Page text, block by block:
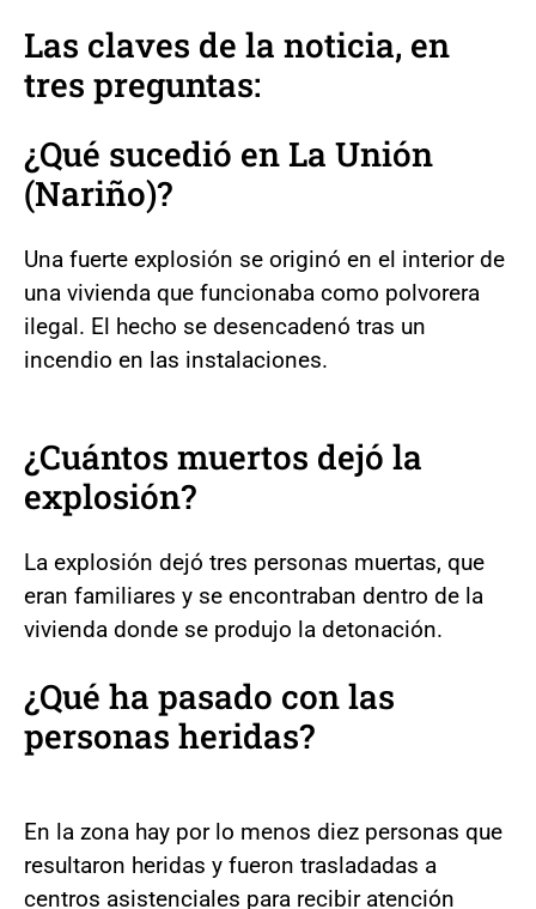
Las claves de la noticia, en
tres preguntas:
¿Qué sucedió en La Unión
(Nariño)?
Una fuerte explosión se originó en el interior de
una vivienda que funcionaba como polvorera
ilegal. El hecho se desencadenó tras un
incendio en las instalaciones.
¿Cuántos muertos dejó la
explosión?
La explosión dejó tres personas muertas, que
eran familiares y se encontraban dentro de la
vivienda donde se produjo la detonación.
¿Qué ha pasado con las
personas heridas?
En la zona hay por lo menos diez personas que
resultaron heridas y fueron trasladadas a
centros asistenciales para recibir atención